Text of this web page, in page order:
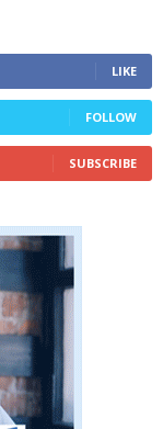
LIKE
FOLLOW
SUBSCRIBE